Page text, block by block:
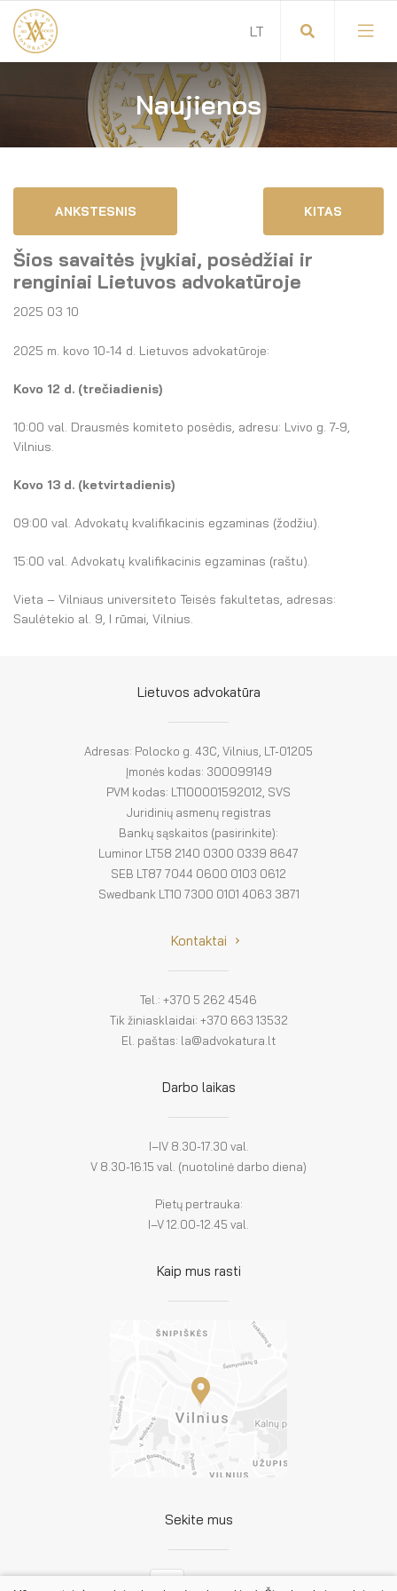
Visuotinis advokatų susirinkimas
Advokatų tarybos pirmininkas
Advokatų taryba
Komitetai
Garbės teismas
Administracija
Savitarna
Savivaldos teisės aktai
Dokumentų atmintinė
Gynėjas
El. parduotuvė
LT
EN
FR
ES
Naujienos
ANKSTESNIS KITAS
Šios savaitės įvykiai, posėdžiai ir
renginiai Lietuvos advokatūroje
2025 03 10
2025 m. kovo 10-14 d. Lietuvos advokatūroje:
Kovo 12 d. (trečiadienis)
10:00 val. Drausmės komiteto posėdis, adresu: Lvivo g. 7-9,
Vilnius.
Kovo 13 d. (ketvirtadienis)
09:00 val. Advokatų kvalifikacinis egzaminas (žodžiu).
15:00 val. Advokatų kvalifikacinis egzaminas (raštu).
Vieta – Vilniaus universiteto Teisės fakultetas, adresas:
Saulėtekio al. 9, I rūmai, Vilnius.
Lietuvos advokatūra
Adresas: Polocko g. 43C, Vilnius, LT-01205
Įmonės kodas: 300099149
PVM kodas: LT100001592012, SVS
Juridinių asmenų registras
Bankų sąskaitos (pasirinkite):
Luminor LT58 2140 0300 0339 8647
SEB LT87 7044 0600 0103 0612
Swedbank LT10 7300 0101 4063 3871
Kontaktai
Tel.: +370 5 262 4546
Tik žiniasklaidai: +370 663 13532
El. paštas: la@advokatura.lt
Darbo laikas
I–IV 8.30-17.30 val.
V 8.30-16.15 val. (nuotolinė darbo diena)
Pietų pertrauka:
I–V 12.00-12.45 val.
Kaip mus rasti
Sekite mus